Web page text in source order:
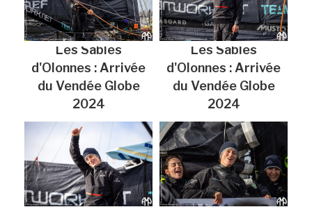
Les Sables
d'Olonnes : Arrivée
du Vendée Globe
2024
Les Sables
d'Olonnes : Arrivée
du Vendée Globe
2024